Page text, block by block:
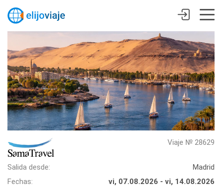
Viaje № 28629
Salida desde:
Madrid
Fechas:
vi, 07.08.2026 - vi, 14.08.2026